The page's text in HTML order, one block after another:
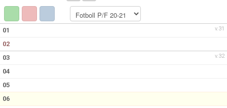
BILDGALLERI
DOKUMENT
KONTAKT
v.31
01
02
v.32
03
04
05
06